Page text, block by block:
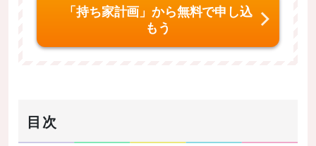
「持ち家計画」から無料で申し込
もう
目次